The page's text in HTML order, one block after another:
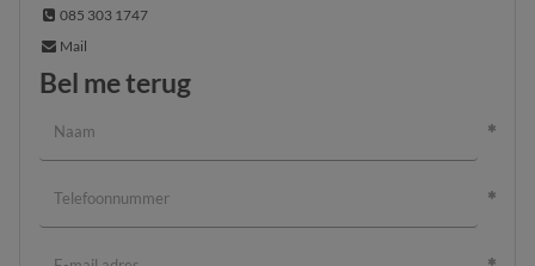
085 303 1747
Mail
Bel me terug